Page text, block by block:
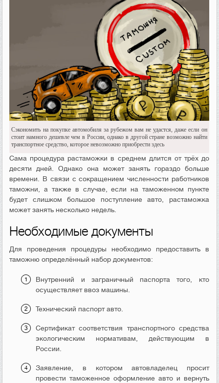
Сэкономить на покупке автомобиля за рубежом вам не удастся, даже если он
стоит намного дешевле чем в России, однако в другой стране возможно найти
транспортное средство, которое невозможно приобрести здесь
Сама процедура растаможки в среднем длится от трёх до
десяти дней. Однако она может занять гораздо больше
времени. В связи с сокращением численности работников
таможни, а также в случае, если на таможенном пункте
будет слишком большое поступление авто, растаможка
может занять несколько недель.
Необходимые документы
Для проведения процедуры необходимо предоставить в
таможню определённый набор документов:
Внутренний и заграничный паспорта того, кто
осуществляет ввоз машины.
Технический паспорт авто.
Сертификат соответствия транспортного средства
экологическим нормативам, действующим в
России.
Заявление, в котором автовладелец просит
провести таможенное оформление авто и вернуть